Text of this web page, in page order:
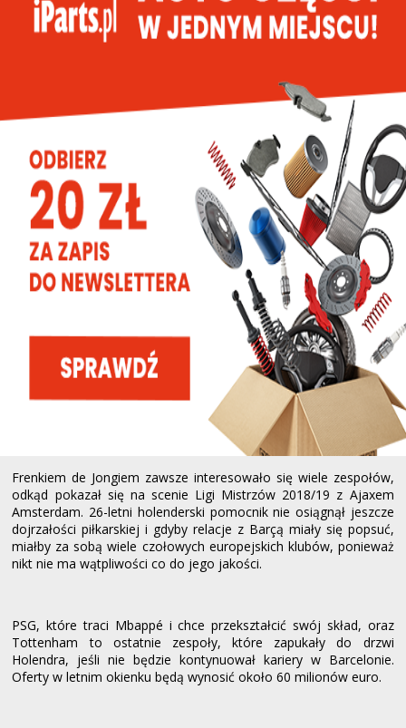
Frenkiem de Jongiem zawsze interesowało się wiele zespołów,
odkąd pokazał się na scenie Ligi Mistrzów 2018/19 z Ajaxem
Amsterdam. 26-letni holenderski pomocnik nie osiągnął jeszcze
dojrzałości piłkarskiej i gdyby relacje z Barçą miały się popsuć,
miałby za sobą wiele czołowych europejskich klubów, ponieważ
nikt nie ma wątpliwości co do jego jakości.
PSG, które traci Mbappé i chce przekształcić swój skład, oraz
Tottenham to ostatnie zespoły, które zapukały do drzwi
Holendra, jeśli nie będzie kontynuował kariery w Barcelonie.
Oferty w letnim okienku będą wynosić około 60 milionów euro.